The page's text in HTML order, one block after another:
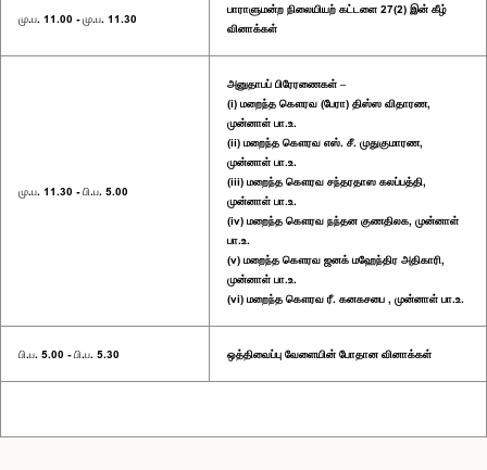
மு.ப. 11.00 - மு.ப. 11.30
பாராளுமன்ற நிலையியற் கட்டளை 27(2) இன் கீழ்
வினாக்கள்
மு.ப. 11.30 - பி.ப. 5.00
அனுதாபப் பிரேரணைகள் –
(i) மறைந்த கௌரவ (பேரா) திஸ்ஸ விதாரண,
முன்னாள் பா.உ.
(ii) மறைந்த கௌரவ எஸ். சீ. முதுகுமாரண,
முன்னாள் பா.உ.
(iii) மறைந்த கௌரவ சந்தரதாஸ கலப்பத்தி,
முன்னாள் பா.உ.
(iv) மறைந்த கௌரவ நந்தன குணதிலக, முன்னாள்
பா.உ.
(v) மறைந்த கௌரவ ஜனக் மஹேந்திர அதிகாரி,
முன்னாள் பா.உ.
(vi) மறைந்த கௌரவ ரீ. கனகசபை , முன்னாள் பா.உ.
பி.ப. 5.00 - பி.ப. 5.30 ஒத்திவைப்பு வேளையின் போதான வினாக்கள்